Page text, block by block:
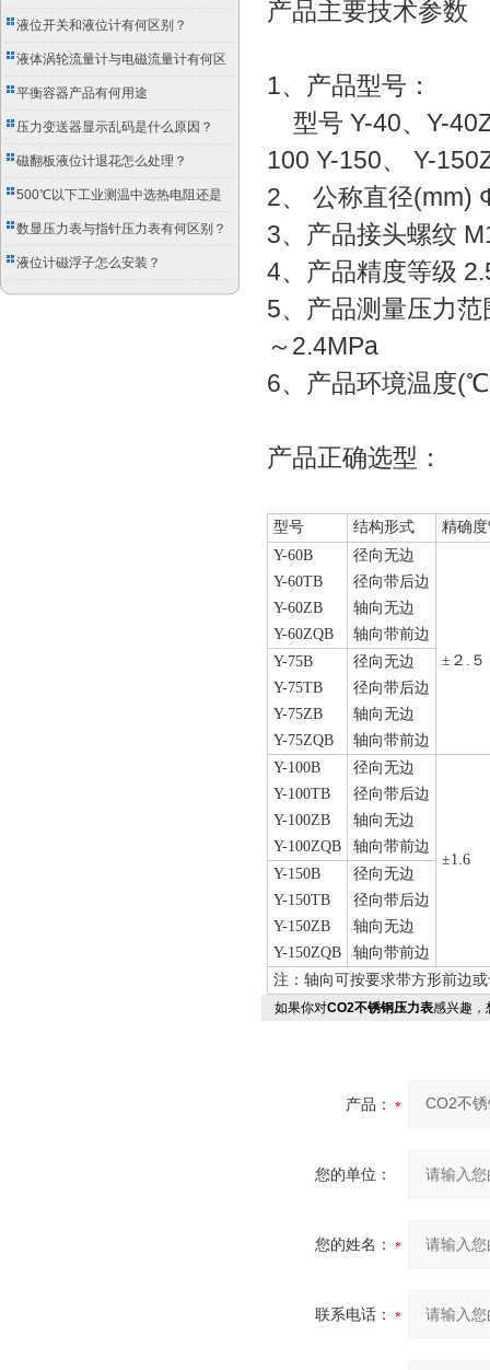
办？
液位开关和液位计有何区别？
液体涡轮流量计与电磁流量计有何区
别？
平衡容器产品有何用途
压力变送器显示乱码是什么原因？
磁翻板液位计退花怎么处理？
500℃以下工业测温中选热电阻还是
双金属温度计？
数显压力表与指针压力表有何区别？
液位计磁浮子怎么安装？
产品主要技术参数
1、产品型号：
型号 Y-40、Y-
100 Y-150、 Y-
2、 公称直径
3、产品接头螺纹
4、产品精度等级
5、产品测量压力
～2.4MPa
6、产品环境温度
产品正确选型：
型号 结构形式
精确度
Y-60B
Y-60TB
Y-60ZB
Y-60ZQB
径向无边
径向带后边
轴向无边
轴向带前边
±２.５
Y-75B
Y-75TB
Y-75ZB
Y-75ZQB
径向无边
径向带后边
轴向无边
轴向带前边
Y-100B
Y-100TB
Y-100ZB
Y-100ZQB
径向无边
径向带后边
轴向无边
轴向带前边
±1.6
Y-150B
Y-150TB
Y-150ZB
Y-150ZQB
径向无边
径向带后边
轴向无边
轴向带前边
注：轴向可按要求带方形前边
如果你对CO2不锈钢压力表感兴趣，
产品：
您的单位：
您的姓名：
联系电话：